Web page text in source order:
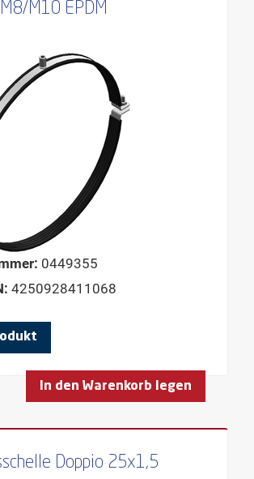
M10 EPDM
0449355
4250928411068
In den Warenkorb legen
Doppio 25x1,5